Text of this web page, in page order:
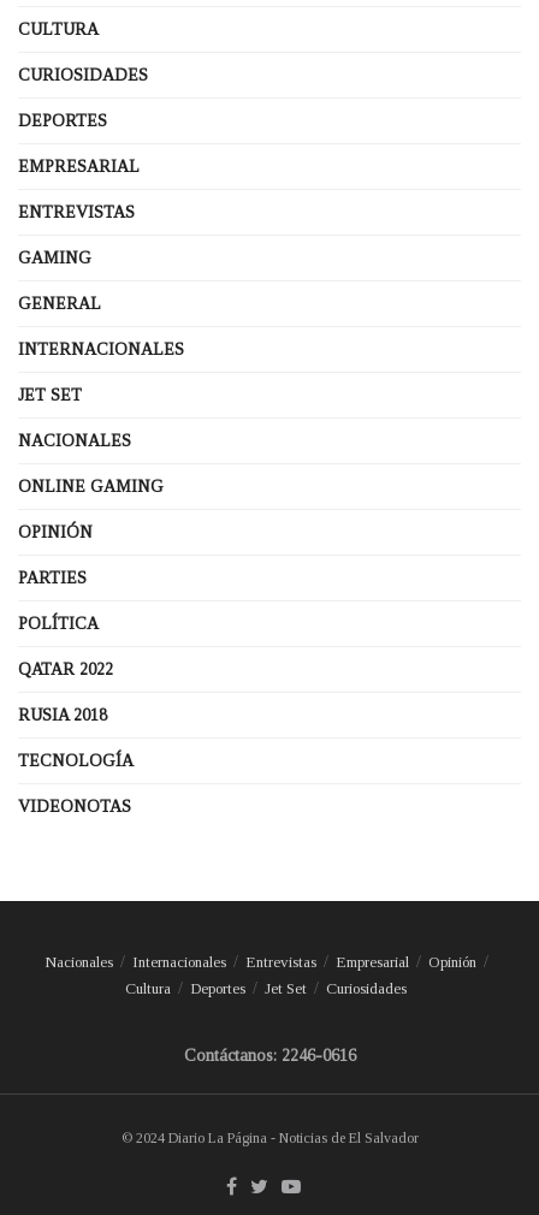
CULTURA
CURIOSIDADES
DEPORTES
EMPRESARIAL
ENTREVISTAS
GAMING
GENERAL
INTERNACIONALES
JET SET
NACIONALES
ONLINE GAMING
OPINIÓN
PARTIES
POLÍTICA
QATAR 2022
RUSIA 2018
TECNOLOGÍA
VIDEONOTAS
Nacionales Internacionales Entrevistas Empresarial
Opinión
Cultura
Deportes Jet Set Curiosidades
Contáctanos: 2246-0616
© 2024 Diario La Página - Noticias de El Salvador